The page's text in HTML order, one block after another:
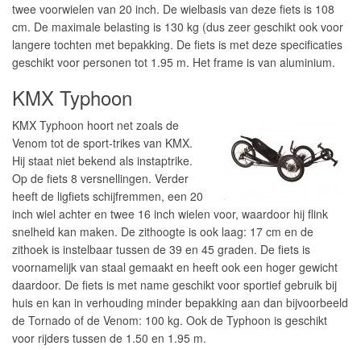
twee voorwielen van 20 inch. De wielbasis van deze fiets is 108
cm. De maximale belasting is 130 kg (dus zeer geschikt ook voor
langere tochten met bepakking. De fiets is met deze specificaties
geschikt voor personen tot 1.95 m. Het frame is van aluminium.
KMX Typhoon
KMX Typhoon hoort net zoals de
Venom tot de sport-trikes van KMX.
Hij staat niet bekend als instaptrike.
Op de fiets 8 versnellingen. Verder
heeft de ligfiets schijfremmen, een 20
inch wiel achter en twee 16 inch wielen voor, waardoor hij flink
snelheid kan maken. De zithoogte is ook laag: 17 cm en de
zithoek is instelbaar tussen de 39 en 45 graden. De fiets is
voornamelijk van staal gemaakt en heeft ook een hoger gewicht
daardoor. De fiets is met name geschikt voor sportief gebruik bij
huis en kan in verhouding minder bepakking aan dan bijvoorbeeld
de Tornado of de Venom: 100 kg. Ook de Typhoon is geschikt
voor rijders tussen de 1.50 en 1.95 m.